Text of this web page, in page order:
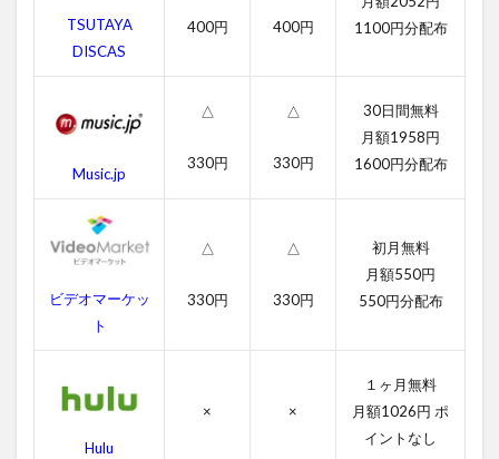
の
一
トミ
ッシ
の字
幕動
吹き
動画
TSUTAYA
DISCAS
400円 400円
1100円分配布
Music.jp
△
330円
△
330円
30日間無料
月額1958円
1600円分配布
ビデオマーケッ
ト
△
330円
△
330円
初月無料
月額550円
550円分配布
Hulu
× ×
１ヶ月無料
月額1026円 ポ
イントなし